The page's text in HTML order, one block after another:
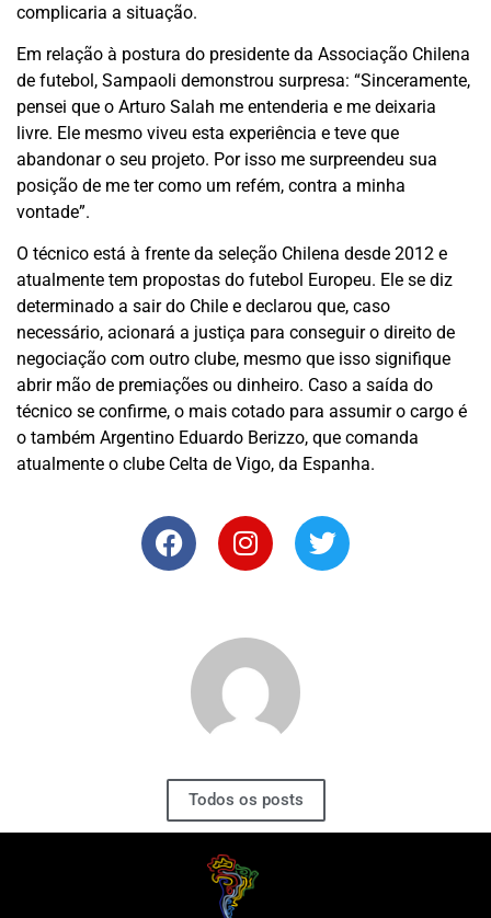
complicaria a situação.
Em relação à postura do presidente da Associação Chilena
de futebol, Sampaoli demonstrou surpresa: “Sinceramente,
pensei que o Arturo Salah me entenderia e me deixaria
livre. Ele mesmo viveu esta experiência e teve que
abandonar o seu projeto. Por isso me surpreendeu sua
posição de me ter como um refém, contra a minha
vontade”.
O técnico está à frente da seleção Chilena desde 2012 e
atualmente tem propostas do futebol Europeu. Ele se diz
determinado a sair do Chile e declarou que, caso
necessário, acionará a justiça para conseguir o direito de
negociação com outro clube, mesmo que isso signifique
abrir mão de premiações ou dinheiro. Caso a saída do
técnico se confirme, o mais cotado para assumir o cargo é
o também Argentino Eduardo Berizzo, que comanda
atualmente o clube Celta de Vigo, da Espanha.
Todos os posts